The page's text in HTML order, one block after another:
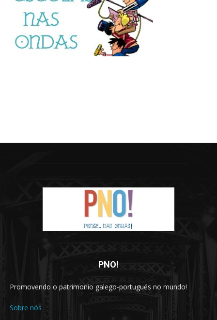
PNO!
Promovendo o patrimonio galego-portugués no mundo!
Sobre nós